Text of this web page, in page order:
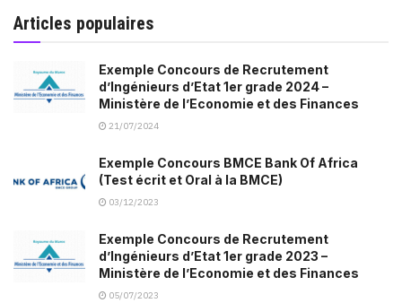
Articles populaires
Exemple Concours de Recrutement
d’Ingénieurs d’Etat 1er grade 2024 –
Ministère de l’Economie et des Finances
21/07/2024
Exemple Concours BMCE Bank Of Africa
(Test écrit et Oral à la BMCE)
03/12/2023
Exemple Concours de Recrutement
d’Ingénieurs d’Etat 1er grade 2023 –
Ministère de l’Economie et des Finances
05/07/2023